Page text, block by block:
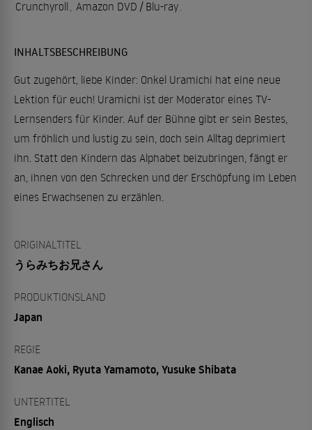
Crunchyroll
Amazon DVD / Blu-ray
INHALTSBESCHREIBUNG
Gut zugehört, liebe Kinder: Onkel Uramichi hat eine neue
Lektion für euch! Uramichi ist der Moderator eines TV-
Lernsenders für Kinder. Auf der Bühne gibt er sein Bestes,
um fröhlich und lustig zu sein, doch sein Alltag deprimiert
ihn. Statt den Kindern das Alphabet beizubringen, fängt er
an, ihnen von den Schrecken und der Erschöpfung im Leben
eines Erwachsenen zu erzählen.
ORIGINALTITEL
うらみちお兄さん
PRODUKTIONSLAND
Japan
REGIE
Kanae Aoki, Ryuta Yamamoto, Yusuke Shibata
UNTERTITEL
Englisch